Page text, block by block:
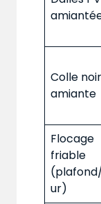
Colle
amiante
Flocage
friable
ur)